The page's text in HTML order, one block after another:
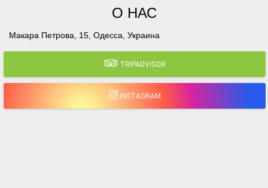
О НАС
Макара Петрова, 15, Одесса, Украина
TRIPADVISOR
INSTAGRAM